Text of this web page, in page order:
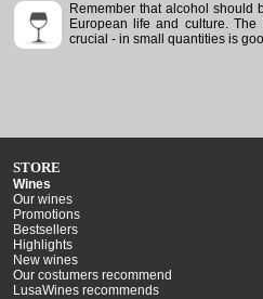
Remember that alcohol should
European life and culture.
crucial - in small quantities is
STORE
Wines
Our wines
Promotions
Bestsellers
Highlights
New wines
Our costumers recommend
LusaWines recommends